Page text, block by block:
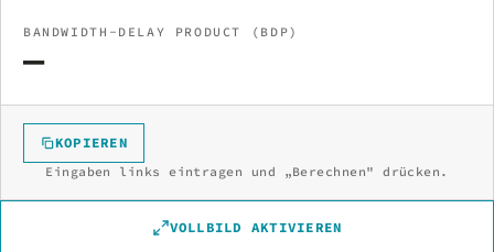
BANDWIDTH-DELAY PRODUCT (BDP)
—
KOPIEREN
Eingaben links eintragen und „Berechnen" drücken.
VOLLBILD AKTIVIEREN